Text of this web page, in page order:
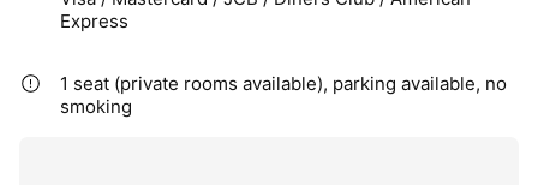
Express
1 seat (private rooms available), parking available, no
smoking